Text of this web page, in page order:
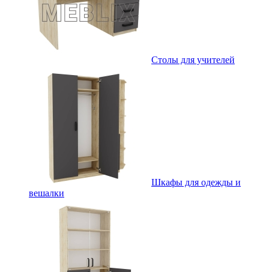
Столы для учителей
Шкафы для одежды и
вешалки